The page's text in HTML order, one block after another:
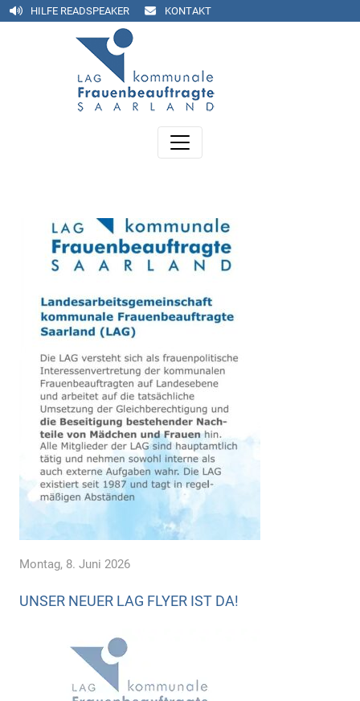
HILFE READSPEAKER KONTAKT
Montag, 8. Juni 2026
UNSER NEUER LAG FLYER IST DA!